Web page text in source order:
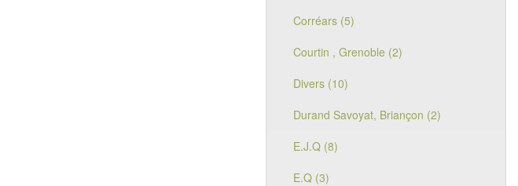
Corréars (5)
Courtin , Grenoble (2)
Divers (10)
Durand Savoyat, Briançon (2)
E.J.Q (8)
E.Q (3)